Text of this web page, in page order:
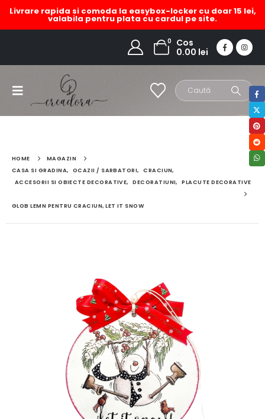
Livrare rapida si comoda la easybox-locker cu doar 15 lei,
valabila pentru plata cu cardul pe site.
0
Cos
0.00 lei
HOME
MAGAZIN
CASA SI GRADINA, OCAZII / SARBATORI, CRACIUN,
ACCESORII SI OBIECTE DECORATIVE, DECORATIUNI, PLACUTE DECORATIVE
GLOB LEMN PENTRU CRACIUN, LET IT SNOW